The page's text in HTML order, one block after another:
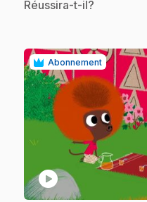
Réussira-t-il?
Abonnement
play_circle